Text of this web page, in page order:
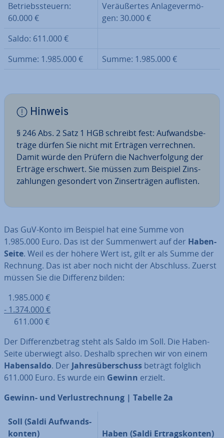
Be­triebs­steu­ern:
60.000 €
Ver­äu­ßer­tes An­la­ge­ver­mö­
gen: 30.000 €
Saldo: 611.000 €
Summe: 1.985.000 €
Summe: 1.985.000 €
Hinweis
§ 246 Abs. 2 Satz 1 HGB schreibt fest: Auf­wands­be­
trä­ge dürfen Sie nicht mit Erträgen ver­rech­nen.
Damit würde den Prüfern die Nach­ver­fol­gung der
Erträge erschwert. Sie müssen zum Beispiel Zins­
zah­lun­gen gesondert von Zins­er­trä­gen auflisten.
Das GuV-Konto im Beispiel hat eine Summe von
1.985.000 Euro. Das ist der Sum­men­wert auf der Haben-
Seite. Weil es der höhere Wert ist, gilt er als Summe der
Rechnung. Das ist aber noch nicht der Abschluss. Zuerst
müssen Sie die Differenz bilden:
1.985.000 €
- 1.374.000 €
611.000 €
Der Dif­fe­renz­be­trag steht als Saldo im Soll. Die Haben-
Seite überwiegt also. Deshalb sprechen wir von einem
Ha­ben­sal­do. Der Jah­res­über­schuss beträgt folglich
611.000 Euro. Es wurde ein Gewinn erzielt.
Gewinn- und Ver­lust­rech­nung | Tabelle 2a
Soll (Saldi Auf­wands­
kon­ten)
Haben (Saldi Er­trags­kon­ten)